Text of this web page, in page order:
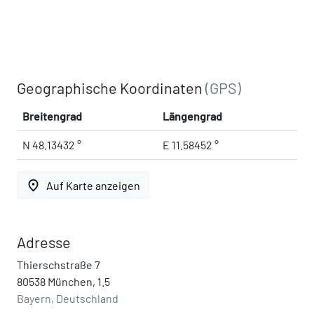
Geographische Koordinaten(GPS)
Breitengrad Längengrad
N 48.13432 ° E 11.58452 °
place Auf Karte anzeigen
Adresse
Thierschstraße 7
80538 München, 1.5
Bayern, Deutschland